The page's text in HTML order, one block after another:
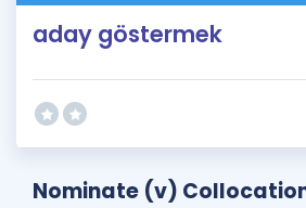
İngilizce Gramer
aday göstermek
Nominate (v)